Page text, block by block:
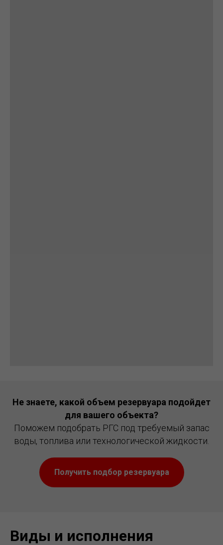
Не знаете, какой объем резервуара подойдет
для вашего объекта?
Поможем подобрать РГС под требуемый запас
воды, топлива или технологической жидкости.
Получить подбор резервуара
Виды и исполнения